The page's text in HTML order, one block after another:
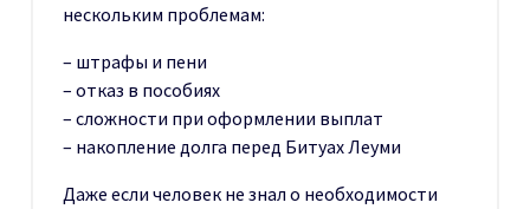
нескольким проблемам:
– штрафы и пени
– отказ в пособиях
– сложности при оформлении выплат
– накопление долга перед Битуах Леуми
Даже если человек не знал о необходимости